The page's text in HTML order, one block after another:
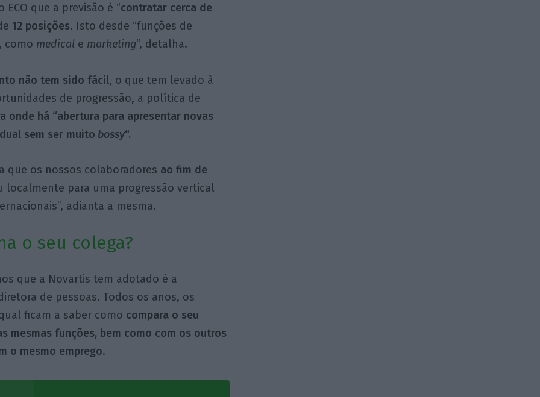
ECO que a previsão é “contratar cerca de
12 posições. Isto desde “funções de
como medical e marketing“, detalha.
não tem sido fácil, o que tem levado à
de progressão, a política de
onde há “abertura para apresentar novas
sem ser muito bossy“.
que os nossos colaboradores ao fim de
localmente para uma progressão vertical
adianta a mesma.
o seu colega?
que a Novartis tem adotado é a
de pessoas. Todos os anos, os
ficam a saber como compara o seu
mesmas funções, bem como com os outros
o mesmo emprego.